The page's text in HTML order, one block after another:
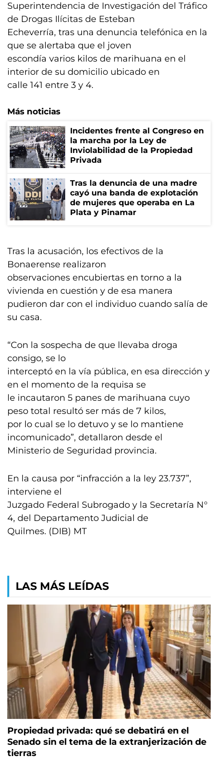
Superintendencia de Investigación del Tráfico
de Drogas Ilícitas de Esteban
Echeverría, tras una denuncia telefónica en la
que se alertaba que el joven
escondía varios kilos de marihuana en el
interior de su domicilio ubicado en
calle 141 entre 3 y 4.
Más noticias
Incidentes frente al Congreso en
la marcha por la Ley de
Inviolabilidad de la Propiedad
Privada
Tras la denuncia de una madre
cayó una banda de explotación
de mujeres que operaba en La
Plata y Pinamar
Tras la acusación, los efectivos de la
Bonaerense realizaron
observaciones encubiertas en torno a la
vivienda en cuestión y de esa manera
pudieron dar con el individuo cuando salía de
su casa.
“Con la sospecha de que llevaba droga
consigo, se lo
interceptó en la vía pública, en esa dirección y
en el momento de la requisa se
le incautaron 5 panes de marihuana cuyo
peso total resultó ser más de 7 kilos,
por lo cual se lo detuvo y se lo mantiene
incomunicado”, detallaron desde el
Ministerio de Seguridad provincia.
En la causa por “infracción a la ley 23.737”,
interviene el
Juzgado Federal Subrogado y la Secretaría N°
4, del Departamento Judicial de
Quilmes. (DIB) MT
LAS MÁS LEÍDAS
Propiedad privada: qué se debatirá en el
Senado sin el tema de la extranjerización de
tierras